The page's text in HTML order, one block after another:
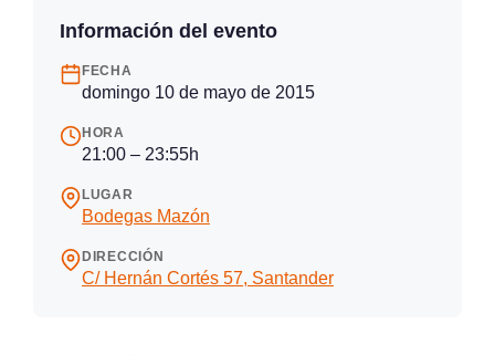
Información del evento
FECHA
domingo 10 de mayo de 2015
HORA
21:00 – 23:55h
LUGAR
Bodegas Mazón
DIRECCIÓN
C/ Hernán Cortés 57, Santander